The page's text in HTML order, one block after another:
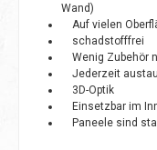
Wand)
Auf vielen
schadstofffrei
Wenig Zubehör
Jederzeit
3D-Optik
Einsetzbar im
Paneele sind